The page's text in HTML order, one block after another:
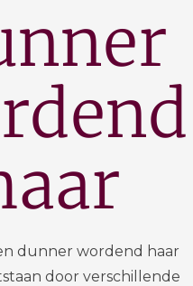
dunner wordend haar
door verschillende